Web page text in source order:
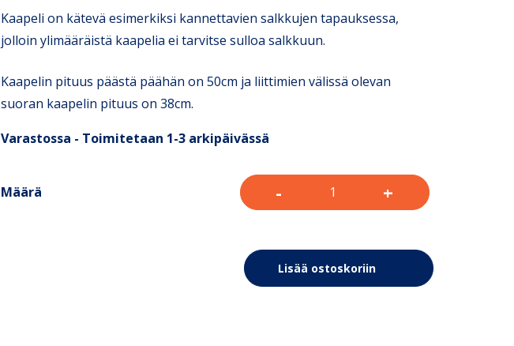
Kaapeli on kätevä esimerkiksi kannettavien salkkujen tapauksessa,
jolloin ylimääräistä kaapelia ei tarvitse sulloa salkkuun.
Kaapelin pituus päästä päähän on 50cm ja liittimien välissä olevan
suoran kaapelin pituus on 38cm.
Varastossa - Toimitetaan 1-3 arkipäivässä
Määrä - +
Lisää ostoskoriin